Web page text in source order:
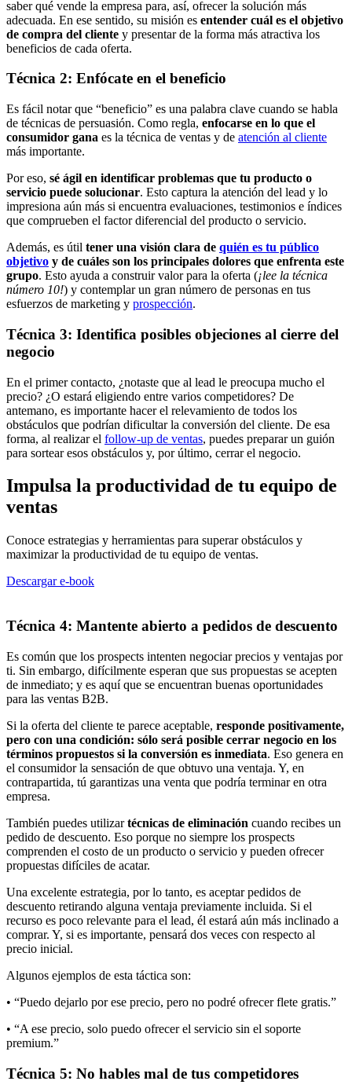
saber qué vende la empresa para, así, ofrecer la solución más
adecuada. En ese sentido, su misión es entender cuál es el objetivo
de compra del cliente y presentar de la forma más atractiva los
beneficios de cada oferta.
Técnica 2: Enfócate en el beneficio
Es fácil notar que “beneficio” es una palabra clave cuando se habla
de técnicas de persuasión. Como regla, enfocarse en lo que el
consumidor gana es la técnica de ventas y de atención al cliente
más importante.
Por eso, sé ágil en identificar problemas que tu producto o
servicio puede solucionar. Esto captura la atención del lead y lo
impresiona aún más si encuentra evaluaciones, testimonios e índices
que comprueben el factor diferencial del producto o servicio.
Además, es útil tener una visión clara de quién es tu público
objetivo y de cuáles son los principales dolores que enfrenta este
grupo. Esto ayuda a construir valor para la oferta (¡lee la técnica
número 10!) y contemplar un gran número de personas en tus
esfuerzos de marketing y prospección.
Técnica 3: Identifica posibles objeciones al cierre del
negocio
En el primer contacto, ¿notaste que al lead le preocupa mucho el
precio? ¿O estará eligiendo entre varios competidores? De
antemano, es importante hacer el relevamiento de todos los
obstáculos que podrían dificultar la conversión del cliente. De esa
forma, al realizar el follow-up de ventas, puedes preparar un guión
para sortear esos obstáculos y, por último, cerrar el negocio.
Impulsa la productividad de tu equipo de
ventas
Conoce estrategias y herramientas para superar obstáculos y
maximizar la productividad de tu equipo de ventas.
Descargar e-book
Técnica 4: Mantente abierto a pedidos de descuento
Es común que los prospects intenten negociar precios y ventajas por
ti. Sin embargo, difícilmente esperan que sus propuestas se acepten
de inmediato; y es aquí que se encuentran buenas oportunidades
para las ventas B2B.
Si la oferta del cliente te parece aceptable, responde positivamente,
pero con una condición: sólo será posible cerrar negocio en los
términos propuestos si la conversión es inmediata. Eso genera en
el consumidor la sensación de que obtuvo una ventaja. Y, en
contrapartida, tú garantizas una venta que podría terminar en otra
empresa.
También puedes utilizartécnicas de eliminación cuando recibes un
pedido de descuento. Eso porque no siempre los prospects
comprenden el costo de un producto o servicio y pueden ofrecer
propuestas difíciles de acatar.
Una excelente estrategia, por lo tanto, es aceptar pedidos de
descuento retirando alguna ventaja previamente incluida. Si el
recurso es poco relevante para el lead, él estará aún más inclinado a
comprar. Y, si es importante, pensará dos veces con respecto al
precio inicial.
Algunos ejemplos de esta táctica son:
• “Puedo dejarlo por ese precio, pero no podré ofrecer flete gratis.”
• “A ese precio, solo puedo ofrecer el servicio sin el soporte
premium.”
Técnica 5: No hables mal de tus competidores